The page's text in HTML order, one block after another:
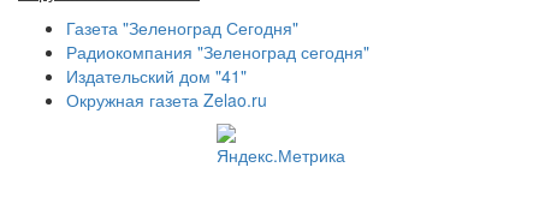
Газета "Зеленоград Сегодня"
Радиокомпания "Зеленоград сегодня"
Издательский дом "41"
Окружная газета Zelao.ru